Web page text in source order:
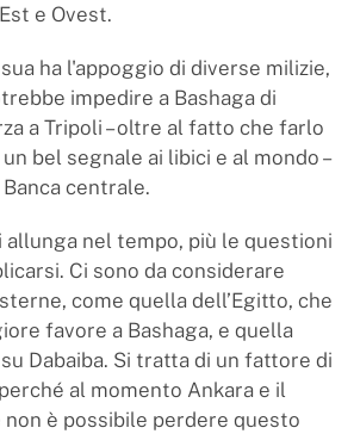
e Ovest.
ha l'appoggio di diverse milizie,
impedire a Bashaga di
a Tripoli – oltre al fatto che farlo
bel segnale ai libici e al mondo –
centrale.
allunga nel tempo, più le questioni
Ci sono da considerare
come quella dell’Egitto, che
favore a Bashaga, e quella
Dabaiba. Si tratta di un fattore di
al momento Ankara e il
non è possibile perdere questo